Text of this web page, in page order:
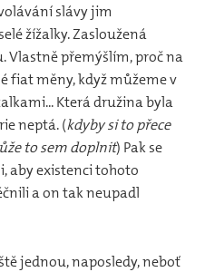
slávy jim
žížalky. Zasloužená
Vlastně přemýšlím, proč na
fiat měny, když můžeme v
Která družina byla
neptá. (kdyby si to přece
to sem doplnit) Pak se
aby existenci tohoto
a on tak neupadl
jednou, naposledy, neboť